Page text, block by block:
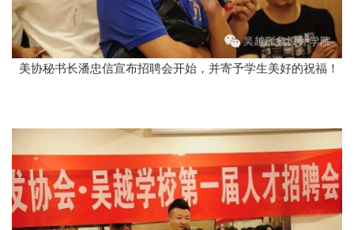
美协秘书长潘忠信宣布招聘会开始，并寄予学生美好的祝福！